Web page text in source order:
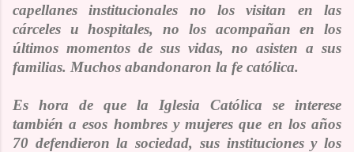
capellanes institucionales no los visitan en las
cárceles u hospitales, no los acompañan en los
últimos momentos de sus vidas, no asisten a sus
familias. Muchos abandonaron la fe católica.
Es hora de que la Iglesia Católica se interese
también a esos hombres y mujeres que en los años
70 defendieron la sociedad, sus instituciones y los